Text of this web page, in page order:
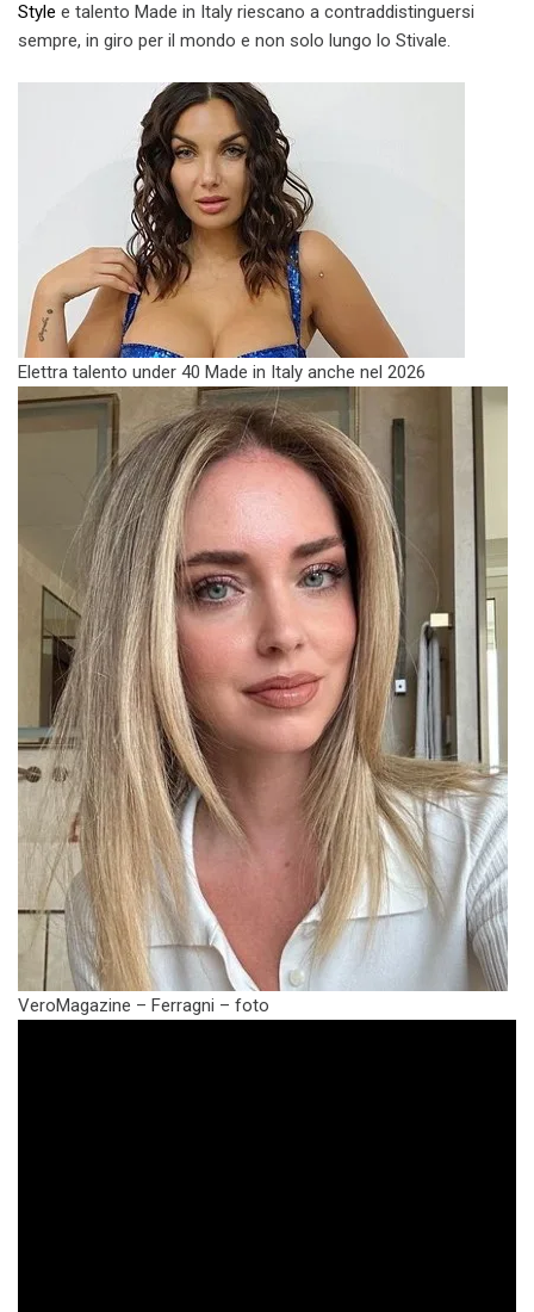
Style e talento Made in Italy riescano a contraddistinguersi
sempre, in giro per il mondo e non solo lungo lo Stivale.
Elettra talento under 40 Made in Italy anche nel 2026
VeroMagazine – Ferragni – foto